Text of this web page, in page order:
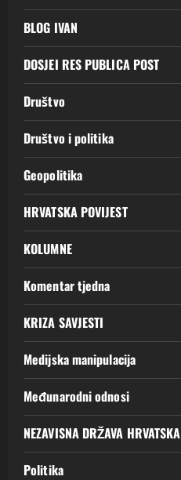
BLOG IVAN
DOSJEI RES PUBLICA POST
Društvo
Društvo i politika
Geopolitika
HRVATSKA POVIJEST
KOLUMNE
Komentar tjedna
KRIZA SAVJESTI
Medijska manipulacija
Međunarodni odnosi
NEZAVISNA DRŽAVA HRVATSKA
Politika